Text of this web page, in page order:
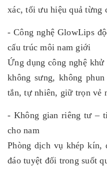
xác, tối ưu hiệu quả từng
- Công nghệ GlowLips
cấu trúc môi nam giới
Ứng dụng công nghệ
không sưng, không
tắn, tự nhiên, giữ trọn vẻ
- Không gian riêng tư –
cho nam
Phòng dịch vụ khép kín,
đáo tuyệt đối trong suốt